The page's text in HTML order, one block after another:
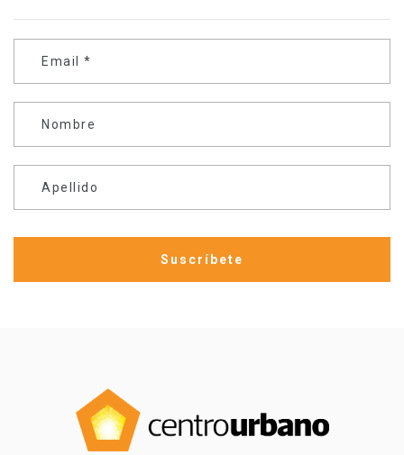
Email *
Nombre
Apellido